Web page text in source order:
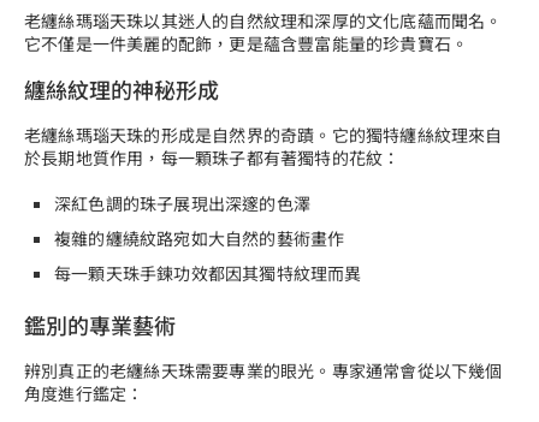
老纏絲瑪瑙天珠以其迷人的自然紋理和深厚的文化底蘊而聞名。
它不僅是一件美麗的配飾，更是蘊含豐富能量的珍貴寶石。
纏絲紋理的神秘形成
老纏絲瑪瑙天珠的形成是自然界的奇蹟。它的獨特纏絲紋理來自
於長期地質作用，每一顆珠子都有著獨特的花紋：
深紅色調的珠子展現出深邃的色澤
複雜的纏繞紋路宛如大自然的藝術畫作
每一顆天珠手鍊功效都因其獨特紋理而異
鑑別的專業藝術
辨別真正的老纏絲天珠需要專業的眼光。專家通常會從以下幾個
角度進行鑑定：